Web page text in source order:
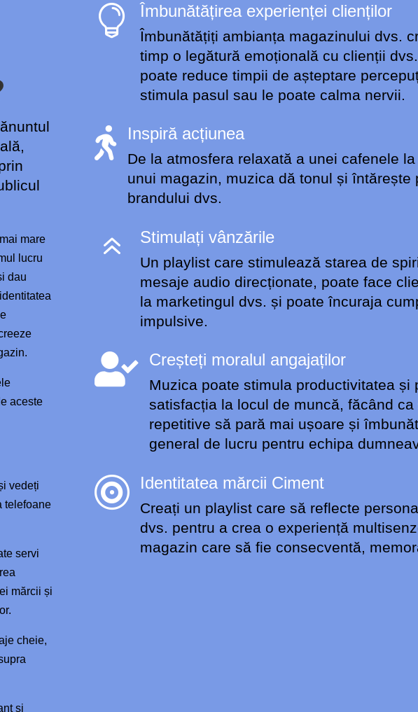
mare
lucru
dau
aceste
vedeți
telefoane
servi
mărcii și
cheie,
și
 Îmbunătățirea experienței clienților
Îmbunătățiți ambianța magazinului dvs.
timp o legătură emoțională cu clienții
poate reduce timpii de așteptare
stimula pasul sau le poate calma nervii.
 Inspiră acțiunea
De la atmosfera relaxată a unei cafenele
unui magazin, muzica dă tonul și întărește
brandului dvs.
6 Stimulați vânzările
Un playlist care stimulează starea de
mesaje audio direcționate, poate face
la marketingul dvs. și poate încuraja
impulsive.
 Creșteți moralul angajaților
Muzica poate stimula productivitatea și
satisfacția la locul de muncă, făcând ca
repetitive să pară mai ușoare și
general de lucru pentru echipa
 Identitatea mărcii Ciment
Creați un playlist care să reflecte
dvs. pentru a crea o experiență
magazin care să fie consecventă,